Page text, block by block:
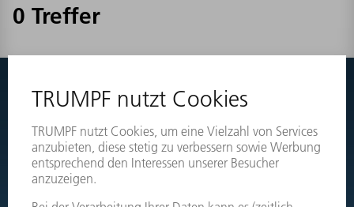
0 Treffer
Nichts gefunden?
Wechseln Sie einfach zu den Explosionszeichnungen Ihrer
Maschinen und bestellen Sie das benötigte Teil direkt.